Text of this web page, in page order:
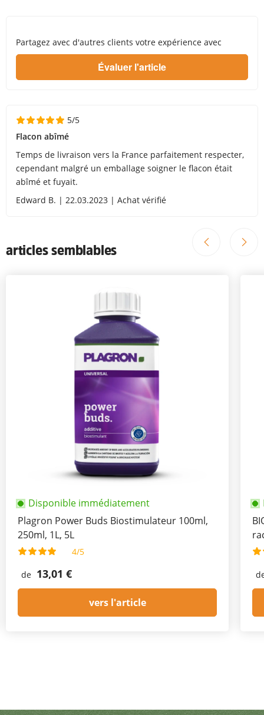
Partagez avec d'autres clients votre expérience avec
5/5
Flacon abîmé
Temps de livraison vers la France parfaitement respecter,
cependant malgré un emballage soigner le flacon était
abîmé et fuyait.
Edward B. | 22.03.2023 | Achat vérifié
articles semblables
Disponible immédiatement
Plagron Power Buds Biostimulateur 100ml,
250ml, 1L, 5L
4/5
de 13,01 €
vers l'article